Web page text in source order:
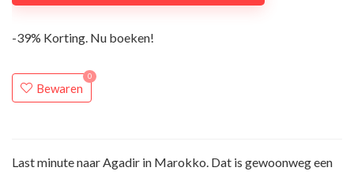
-39% Korting. Nu boeken!
Bewaren
0
Last minute naar Agadir in Marokko. Dat is gewoonweg een